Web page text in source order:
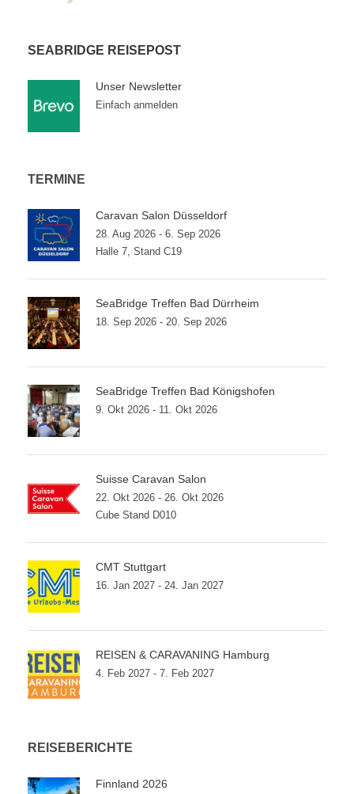
SEABRIDGE REISEPOST
Unser Newsletter
Einfach anmelden
TERMINE
Caravan Salon Düsseldorf
28. Aug 2026 - 6. Sep 2026
Halle 7, Stand C19
SeaBridge Treffen Bad Dürrheim
18. Sep 2026 - 20. Sep 2026
SeaBridge Treffen Bad Königshofen
9. Okt 2026 - 11. Okt 2026
Suisse Caravan Salon
22. Okt 2026 - 26. Okt 2026
Cube Stand D010
CMT Stuttgart
16. Jan 2027 - 24. Jan 2027
REISEN & CARAVANING Hamburg
4. Feb 2027 - 7. Feb 2027
REISEBERICHTE
Finnland 2026